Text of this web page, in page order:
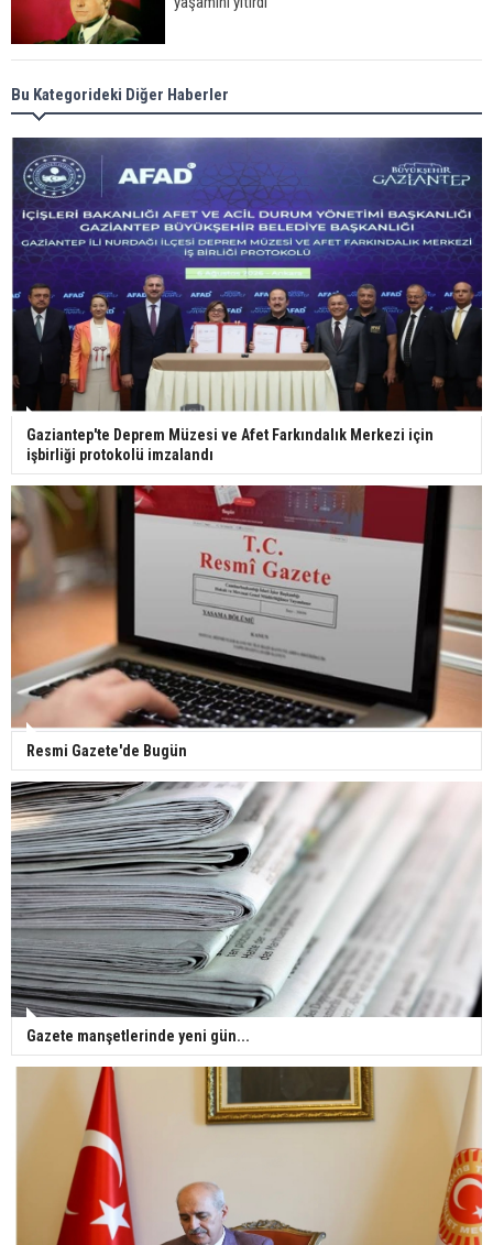
Meral Akşener ile Müsavat Dervişoğlu cenazede
görüntülendi
29 Mayıs okullar tatil mi?
Bilim kurgu gerçekleşiyor... Dondurulmuş
insanları hayata döndürecek keşif
Ünlü türkücü Mahmut Tuncer estetik operasyon
geçirdi: Son hali gündem oldu
Yerli turist 229,7 milyar lira seyahat harcaması
yaptı
Gazze'deki Sağlık Bakanlığı duyurdu: Vahşetin
pençesinde 2 salgın vaka tespit edildi
Bu Kategorideki Diğer Haberler
Gaziantep'te Deprem Müzesi ve Afet Farkındalık Merkezi için
işbirliği protokolü imzalandı
Resmi Gazete'de Bugün
Gazete manşetlerinde yeni gün...